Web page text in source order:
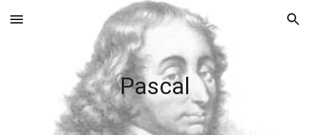
Skip to main content Skip to navigation
Pascal